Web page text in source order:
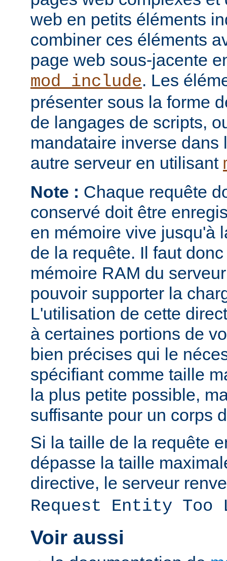
web en petits éléments
combiner ces éléments
page web sous-jacente
mod_include. Les
présenter sous la forme
de langages de scripts,
mandataire inverse dans
autre serveur en utilisant
Note : Chaque requête
conservé doit être
en mémoire vive jusqu'à
de la requête. Il faut
mémoire RAM du
pouvoir supporter la
L'utilisation de cette
à certaines portions de
bien précises qui le
spécifiant comme taille
la plus petite possible,
suffisante pour un corps
Si la taille de la requête
dépasse la taille
directive, le serveur
Request Entity Too
Voir aussi